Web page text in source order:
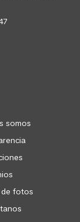
somos
de fotos